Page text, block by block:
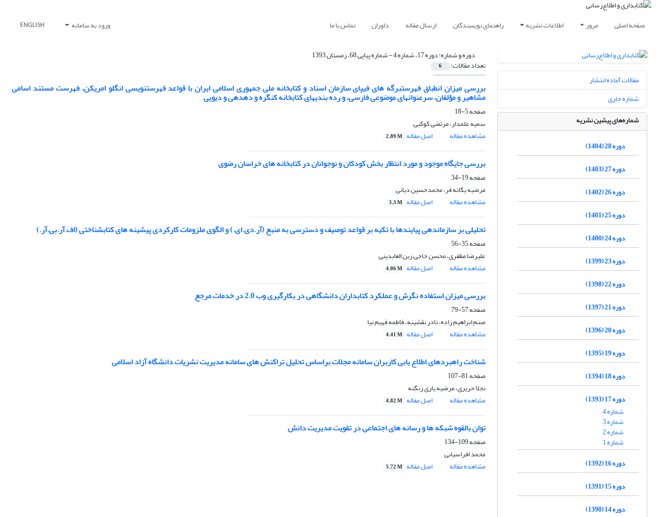
صفحه اصلی مرور اطلاعات نشریه راهنمای نویسندگان ارسال مقاله داوران تماس با ما ورود به سامانه ENGLISH
دوره و شماره:دوره 17، شماره 4 - شماره پیاپی 68، زمستان 1393
تعداد مقالات: 6
بررسی میزان انطباق فهرستبرگه های فیپای سازمان اسناد و کتابخانه ملی جمهوری اسلامی ایران با قواعد فهرستنویسی انگلو امریکن، فهرست مستند اسامی
مشاهیر و مؤلفان، سرعنوانهای موضوعی فارسی، و رده بندیهای کتابخانه کنگره و دهدهی و دیویی
صفحه5-18
سمیه علمدار، مرتضی کوکبی
مشاهده مقاله
اصل مقاله 2.89 M
بررسی جایگاه موجود و مورد انتظار بخش کودکان و نوجوانان در کتابخانه های خراسان رضوی
صفحه19-34
مرضیه یگانه فر، محمدحسین دیانی
مشاهده مقاله
اصل مقاله 3.3 M
تحلیلی بر سازماندهی پیایندها با تکیه بر قواعد توصیف و دسترسی به منبع (آر.دی.ای.) و الگوی ملزومات کارکردی پیشینه های کتابشناختی (اف.آر.بی.آر.)
صفحه35-56
علیرضا مظفری، محسن حاجی زین العابدینی
مشاهده مقاله
اصل مقاله 4.06 M
بررسی میزان استفاده نگرش و عملکرد کتابداران دانشگاهی در بکارگیری وب 2.0 در خدمات مرجع
صفحه57-79
صنم ابراهیم زاده، نادر نقشینه، فاطمه فهیم نیا
مشاهده مقاله
اصل مقاله 4.41 M
شناخت راهبردهای اطلاع یابی کاربران سامانه مجلات براساس تحلیل تراکنش های سامانه مدیریت نشریات دانشگاه آزاد اسلامی
صفحه81-107
نجلا حریری، مرضیه یاری زنگنه
مشاهده مقاله
اصل مقاله 4.82 M
توان بالقوه شبکه ها و رسانه های اجتماعی در تقویت مدیریت دانش
صفحه109-134
محمد افراسیابی
مشاهده مقاله
اصل مقاله 5.72 M
مقالات آماده انتشار
شماره جاری
شماره‌های پیشین نشریه
دوره 28 (1404)
دوره 27 (1403)
دوره 26 (1402)
دوره 25 (1401)
دوره 24 (1400)
دوره 23 (1399)
دوره 22 (1398)
دوره 21 (1397)
دوره 20 (1396)
دوره 19 (1395)
دوره 18 (1394)
دوره 17 (1393)
شماره 4
شماره 3
شماره 2
شماره 1
دوره 16 (1392)
دوره 15 (1391)
دوره 14 (1390)